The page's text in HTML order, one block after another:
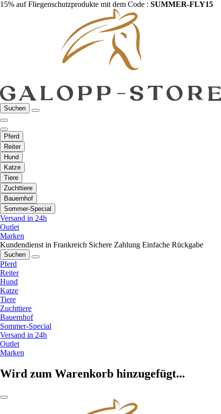
15% auf Fliegenschutzprodukte mit dem Code : SUMMER-FLY15
Suchen
Pferd
Reiter
Hund
Katze
Tiere
Zuchttiere
Bauernhof
Sommer-Special
Versand in 24h
Outlet
Marken
Kundendienst in Frankreich Sichere Zahlung Einfache Rückgabe
Suchen
Pferd
Reiter
Hund
Katze
Tiere
Zuchttiere
Bauernhof
Sommer-Special
Versand in 24h
Outlet
Marken
Wird zum Warenkorb hinzugefügt...